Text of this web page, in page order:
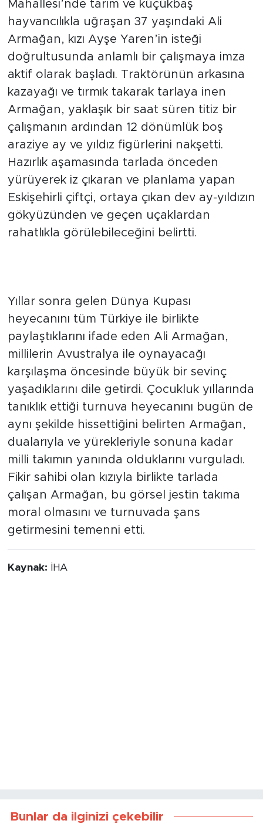
Armağan, yaklaşık bir saat süren titiz bir
çalışmanın ardından 12 dönümlük boş
araziye ay ve yıldız figürlerini nakşetti.
Hazırlık aşamasında tarlada önceden
yürüyerek iz çıkaran ve planlama yapan
Eskişehirli çiftçi, ortaya çıkan dev ay-yıldızın
gökyüzünden ve geçen uçaklardan
rahatlıkla görülebileceğini belirtti.
"İnşallah Aslanlar Bu Sefer
Kupayı Alacak"
Yıllar sonra gelen Dünya Kupası
heyecanını tüm Türkiye ile birlikte
paylaştıklarını ifade eden Ali Armağan,
tanıklık ettiği turnuva heyecanını bugün de
aynı şekilde hissettiğini belirten Armağan,
dualarıyla ve yürekleriyle sonuna kadar
milli takımın yanında olduklarını vurguladı.
Fikir sahibi olan kızıyla birlikte tarlada
çalışan Armağan, bu görsel jestin takıma
moral olmasını ve turnuvada şans
getirmesini temenni etti.
Kaynak:İHA
Oldu
Sözlü Savunacak